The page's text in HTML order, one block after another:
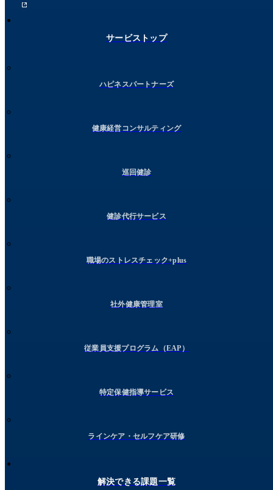
サービストップ
ハピネスパートナーズ
健康経営コンサルティング
巡回健診
健診代行サービス
職場のストレスチェック+plus
社外健康管理室
従業員支援プログラム（EAP）
特定保健指導サービス
ラインケア・セルフケア研修
解決できる課題一覧